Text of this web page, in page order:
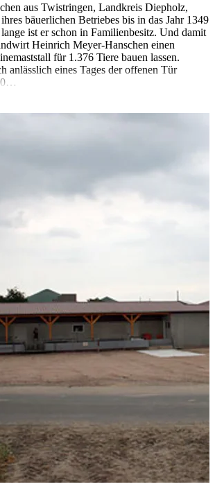
aus Twistringen, Landkreis Diepholz,
bäuerlichen Betriebes bis in das Jahr 1349
ist er schon in Familienbesitz. Und damit
Heinrich Meyer-Hanschen einen
für 1.376 Tiere bauen lassen.
anlässlich eines Tages der offenen Tür